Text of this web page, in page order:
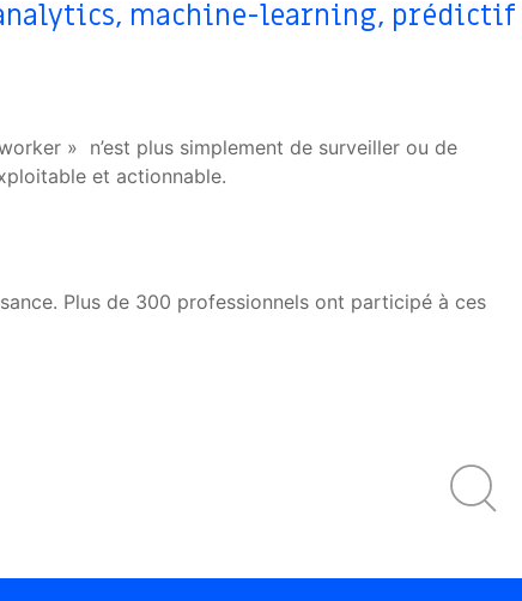
machine-learning, prédictif
» n’est plus simplement de surveiller ou de
et actionnable.
Plus de 300 professionnels ont participé à ces